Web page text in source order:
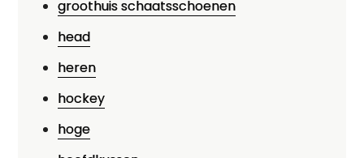
groothuis schaatsschoenen
head
heren
hockey
hoge